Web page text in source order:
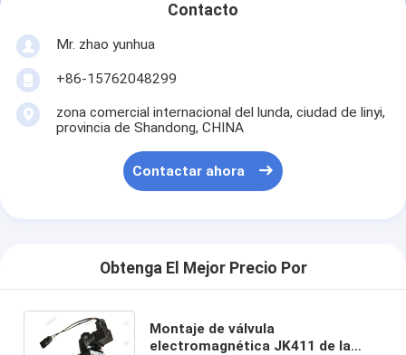
Contacto
Mr. zhao yunhua
+86-15762048299
zona comercial internacional del lunda, ciudad de linyi,
provincia de Shandong, CHINA
Contactar ahora
Obtenga El Mejor Precio Por
Montaje de válvula
electromagnética JK411 de la